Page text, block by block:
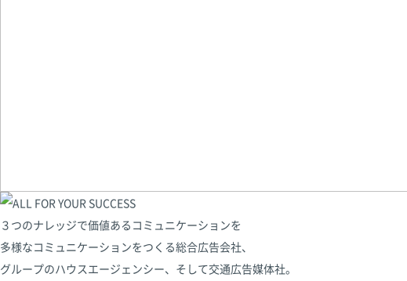
３つのナレッジで価値あるコミュニケーションを
多様なコミュニケーションをつくる総合広告会社、
グループのハウスエージェンシー、そして交通広告媒体社。